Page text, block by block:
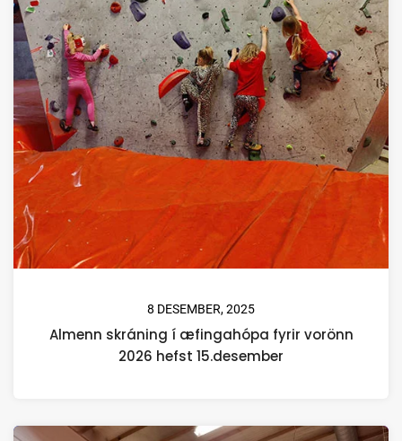
8 DESEMBER, 2025
Almenn skráning í æfingahópa fyrir vorönn
2026 hefst 15.desember